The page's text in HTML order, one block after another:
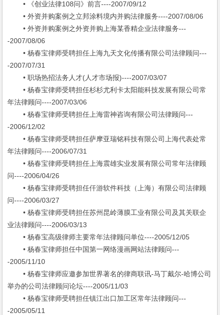
• 《创业法律108问》前言----2007/09/12
• 外资并购案例之立邦涂料境内并购法律服务----2007/08/06
• 外资并购案例之外资并购上海某香精企业法律服务---
-2007/08/06
• 杨春宝律师受聘担任上海九天文化传播有限公司法律顾问---
-2007/07/31
• 职场热招法务人才(人才市场报)----2007/03/07
• 杨春宝律师受聘担任杉杉尤利卡太阳能科技发展有限公司常
年法律顾问----2007/03/06
• 杨春宝律师受聘担任上海雷神咨询有限公司法律顾问---
-2006/12/02
• 杨春宝律师受聘担任萨摩亚瑞铭科技有限公司上海代表处常
年法律顾问----2006/07/31
• 杨春宝律师受聘担任上海震雄实业发展有限公司常年法律顾
问----2006/04/26
• 杨春宝律师受聘担任仟游软件科技（上海）有限公司法律顾
问----2006/03/27
• 杨春宝律师受聘担任苏州昆岭薄膜工业有限公司及其关联企
业法律顾问----2006/03/13
• 杨春宝高级律师主要常年法律顾问单位----2005/12/05
• 杨春宝律师担任中国第一网络漫画网站法律顾问---
-2005/11/10
• 杨春宝律师应邀参加世界著名的律商联讯-马丁戴尔-哈博公司
举办的公司法律顾问论坛----2005/11/03
• 杨春宝律师受聘担任镇江出口加工区常年法律顾问---
-2005/05/11